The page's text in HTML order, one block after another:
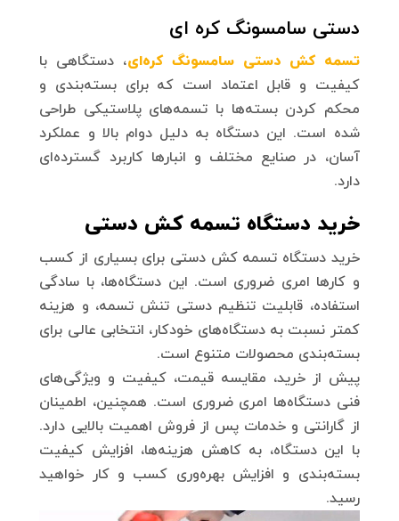
دستی سامسونگ کره ای
تسمه کش دستی سامسونگ کره‌ای، دستگاهی با
کیفیت و قابل اعتماد است که برای بسته‌بندی و
محکم کردن بسته‌ها با تسمه‌های پلاستیکی طراحی
شده است. این دستگاه به دلیل دوام بالا و عملکرد
آسان، در صنایع مختلف و انبارها کاربرد گسترده‌ای
دارد.
خرید دستگاه تسمه کش دستی
خرید دستگاه تسمه کش دستی برای بسیاری از کسب
و کارها امری ضروری است. این دستگاه‌ها، با سادگی
استفاده، قابلیت تنظیم دستی تنش تسمه، و هزینه
کمتر نسبت به دستگاه‌های خودکار، انتخابی عالی برای
بسته‌بندی محصولات متنوع است.
پیش از خرید، مقایسه قیمت، کیفیت و ویژگی‌های
فنی دستگاه‌ها امری ضروری است. همچنین، اطمینان
از گارانتی و خدمات پس از فروش اهمیت بالایی دارد.
با این دستگاه، به کاهش هزینه‌ها، افزایش کیفیت
بسته‌بندی و افزایش بهره‌وری کسب و کار خواهید
رسید.